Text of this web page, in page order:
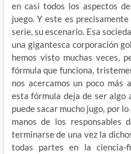
en casi todos los aspectos
juego. Y este es
serie, su escenario. Esa
una gigantesca corporación
hemos visto muchas veces,
fórmula que funciona,
nos acercamos un poco
esta fórmula deja de ser algo
puede sacar mucho jugo, por
manos de los
terminarse de una vez la
todas partes en la ciencia-